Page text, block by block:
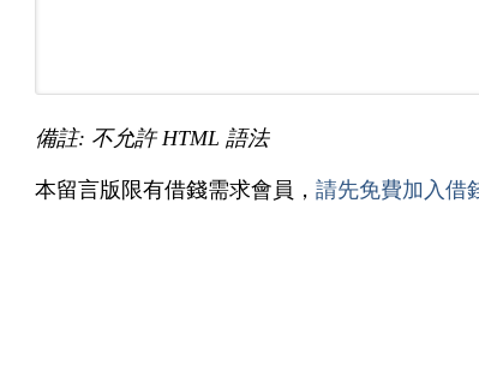
備註: 不允許 HTML 語法
本留言版限有借錢需求會員， 請先免費加入借